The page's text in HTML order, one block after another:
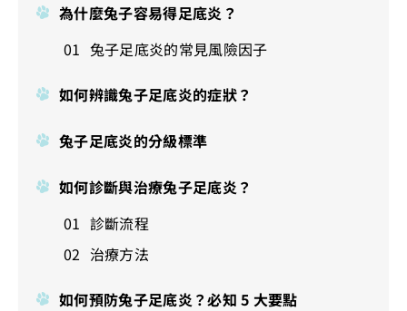
為什麼兔子容易得足底炎？
兔子足底炎的常見風險因子
如何辨識兔子足底炎的症狀？
兔子足底炎的分級標準
如何診斷與治療兔子足底炎？
診斷流程
治療方法
如何預防兔子足底炎？必知 5 大要點